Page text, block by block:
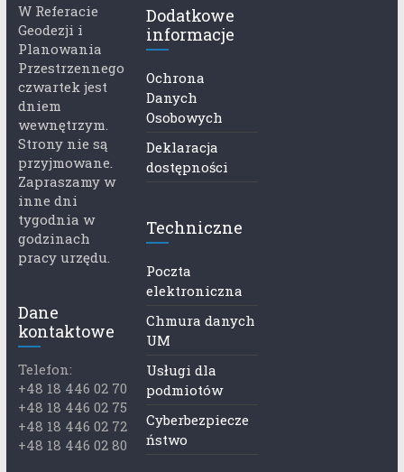
W Referacie
Geodezji i
Planowania
Przestrzennego
czwartek jest
dniem
wewnętrzym.
Strony nie są
przyjmowane.
Zapraszamy w
inne dni
tygodnia w
godzinach
pracy urzędu.
Dane
kontaktowe
Telefon:
+48 18 446 02 70
+48 18 446 02 75
+48 18 446 02 72
+48 18 446 02 80
Dodatkowe
informacje
Ochrona
Danych
Osobowych
Deklaracja
dostępności
Techniczne
Poczta
elektroniczna
Chmura danych
UM
Usługi dla
podmiotów
Cyberbezpiecze
ństwo